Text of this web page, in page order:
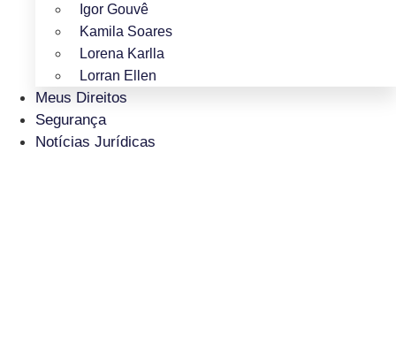
Igor Gouvê
Kamila Soares
Lorena Karlla
Lorran Ellen
Meus Direitos
Segurança
Notícias Jurídicas